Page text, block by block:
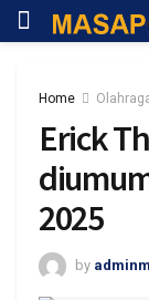
Home
Erick
2025
by